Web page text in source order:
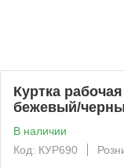
Куртка
бежевый/
В наличии
Код: КУР690